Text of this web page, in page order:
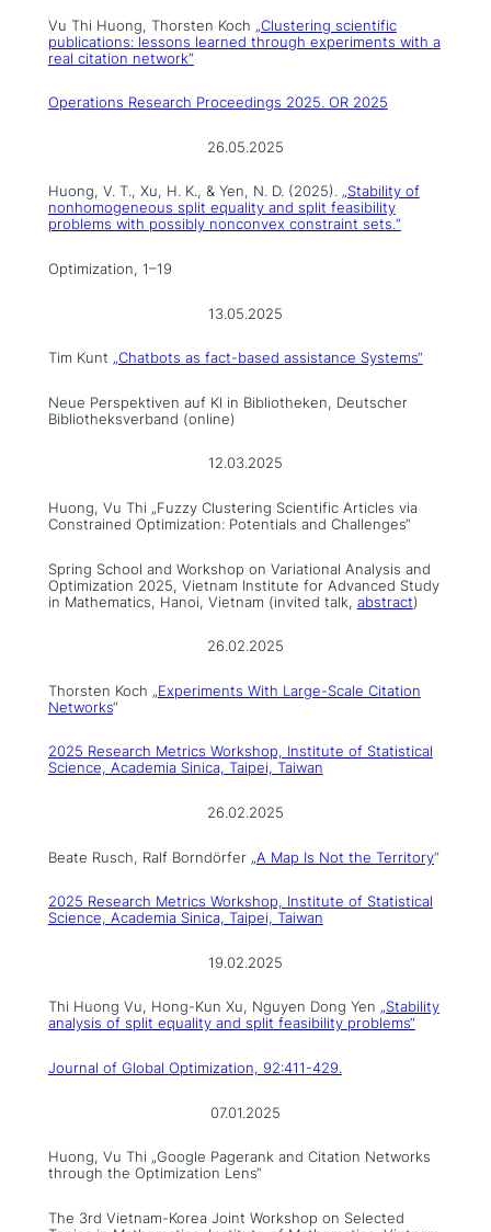
Vu Thi Huong, Thorsten Koch „Clustering scientific
publications: lessons learned through experiments with a
real citation network“
Operations Research Proceedings 2025. OR 2025
26.05.2025
Huong, V. T., Xu, H. K., & Yen, N. D. (2025). „Stability of
nonhomogeneous split equality and split feasibility
problems with possibly nonconvex constraint sets.“
Optimization, 1–19
13.05.2025
Tim Kunt „Chatbots as fact-based assistance Systems“
Neue Perspektiven auf Kl in Bibliotheken, Deutscher
Bibliotheksverband (online)
12.03.2025
Huong, Vu Thi „Fuzzy Clustering Scientific Articles via
Constrained Optimization: Potentials and Challenges“
Spring School and Workshop on Variational Analysis and
Optimization 2025, Vietnam Institute for Advanced Study
in Mathematics, Hanoi, Vietnam (invited talk, abstract)
26.02.2025
Thorsten Koch „Experiments With Large-Scale Citation
Networks“
2025 Research Metrics Workshop, Institute of Statistical
Science, Academia Sinica, Taipei, Taiwan
26.02.2025
Beate Rusch, Ralf Borndörfer „A Map Is Not the Territory“
2025 Research Metrics Workshop, Institute of Statistical
Science, Academia Sinica, Taipei, Taiwan
19.02.2025
Thi Huong Vu, Hong-Kun Xu, Nguyen Dong Yen „Stability
analysis of split equality and split feasibility problems“
Journal of Global Optimization, 92:411-429.
07.01.2025
Huong, Vu Thi „Google Pagerank and Citation Networks
through the Optimization Lens“
The 3rd Vietnam-Korea Joint Workshop on Selected